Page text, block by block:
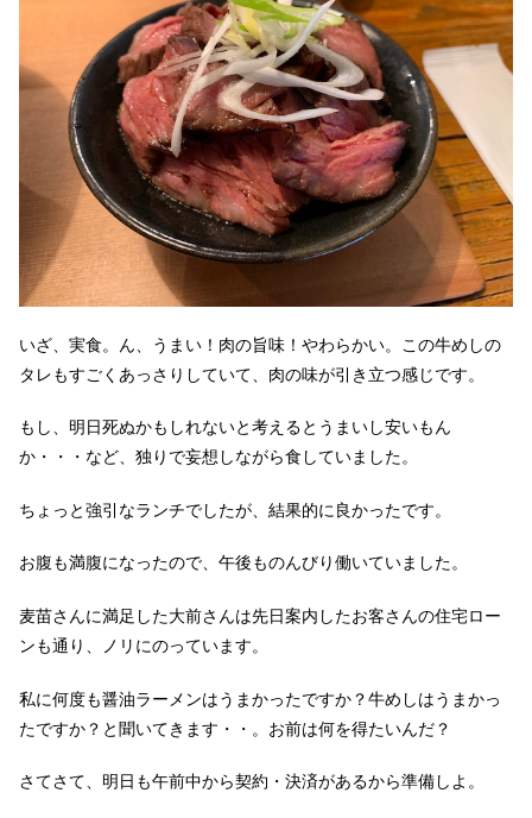
いざ、実食。ん、うまい！肉の旨味！やわらかい。この牛めしの
タレもすごくあっさりしていて、肉の味が引き立つ感じです。
もし、明日死ぬかもしれないと考えるとうまいし安いもん
か・・・など、独りで妄想しながら食していました。
ちょっと強引なランチでしたが、結果的に良かったです。
お腹も満腹になったので、午後ものんびり働いていました。
麦苗さんに満足した大前さんは先日案内したお客さんの住宅ロー
ンも通り、ノリにのっています。
私に何度も醤油ラーメンはうまかったですか？牛めしはうまかっ
たですか？と聞いてきます・・。お前は何を得たいんだ？
さてさて、明日も午前中から契約・決済があるから準備しよ。